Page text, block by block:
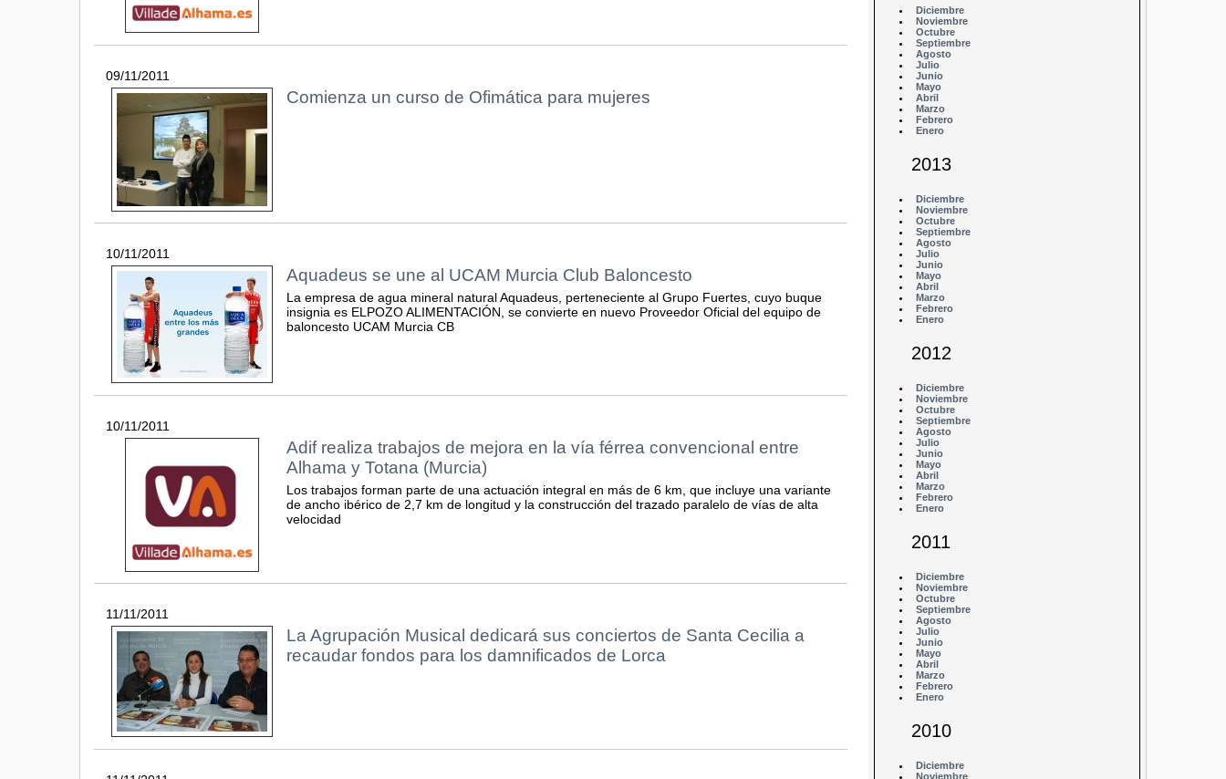
09/11/2011
Comienza un curso de Ofimática para mujeres
10/11/2011
Aquadeus se une al UCAM Murcia Club Baloncesto
La empresa de agua mineral natural Aquadeus, perteneciente al Grupo Fuertes, cuyo buque
insignia es ELPOZO ALIMENTACIÓN, se convierte en nuevo Proveedor Oficial del equipo de
baloncesto UCAM Murcia CB
10/11/2011
Adif realiza trabajos de mejora en la vía férrea convencional entre
Alhama y Totana (Murcia)
Los trabajos forman parte de una actuación integral en más de 6 km, que incluye una variante
de ancho ibérico de 2,7 km de longitud y la construcción del trazado paralelo de vías de alta
velocidad
11/11/2011
La Agrupación Musical dedicará sus conciertos de Santa Cecilia a
recaudar fondos para los damnificados de Lorca
Diciembre
Noviembre
Octubre
Septiembre
Agosto
Julio
Junio
Mayo
Abril
Marzo
Febrero
Enero
2013
Diciembre
Noviembre
Octubre
Septiembre
Agosto
Julio
Junio
Mayo
Abril
Marzo
Febrero
Enero
2012
Diciembre
Noviembre
Octubre
Septiembre
Agosto
Julio
Junio
Mayo
Abril
Marzo
Febrero
Enero
2011
Diciembre
Noviembre
Octubre
Septiembre
Agosto
Julio
Junio
Mayo
Abril
Marzo
Febrero
Enero
2010
Diciembre
Noviembre